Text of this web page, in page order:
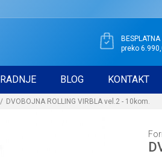
preko
RADNJE BLOG KONTAKT
DVOBOJNA ROLLING VIRBLA vel.2 - 10kom.